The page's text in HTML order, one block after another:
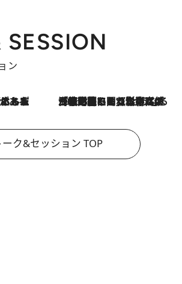
ン
2026.8.3
「住宅建てられない…」「サーチャージ料の高値が続いている」ホルムズ海峡封鎖による影響はいつまで続く？《エネルギー専門家に聞く“どうなる日本の暮らし”》
ーク&セッション TOP